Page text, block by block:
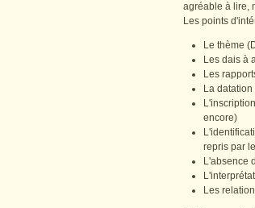
agréable à lire,
Les points
Le thème
Les dais à
Les
La
encore)
repris par
L'absence
Les